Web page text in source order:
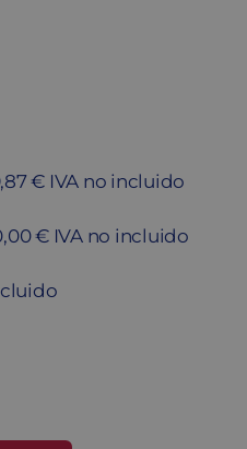
€ IVA no incluido
€ IVA no incluido